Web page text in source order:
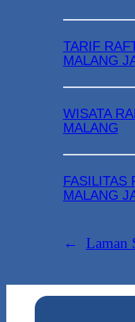
TARIF
MALANG
WISATA
MALANG
FASILITAS
MALANG
← Laman